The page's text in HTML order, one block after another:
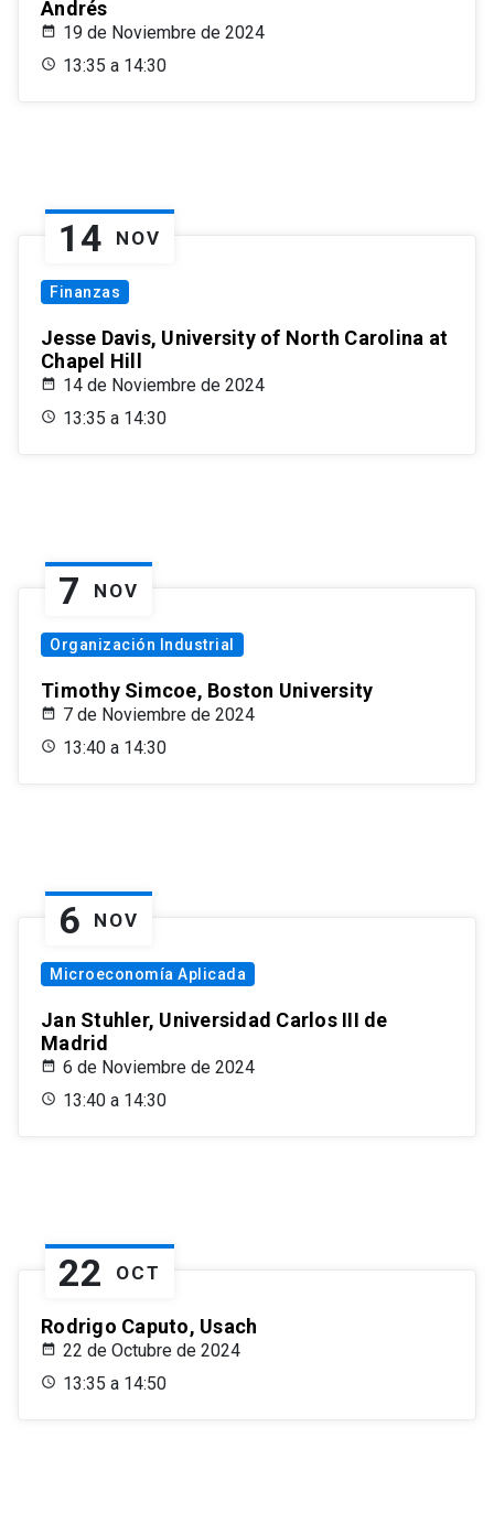
Andrés
19 de Noviembre de 2024
13:35 a 14:30
14 NOV
Finanzas
Jesse Davis, University of North Carolina at
Chapel Hill
14 de Noviembre de 2024
13:35 a 14:30
7 NOV
Organización Industrial
Timothy Simcoe, Boston University
7 de Noviembre de 2024
13:40 a 14:30
6 NOV
Microeconomía Aplicada
Jan Stuhler, Universidad Carlos III de
Madrid
6 de Noviembre de 2024
13:40 a 14:30
22 OCT
Rodrigo Caputo, Usach
22 de Octubre de 2024
13:35 a 14:50